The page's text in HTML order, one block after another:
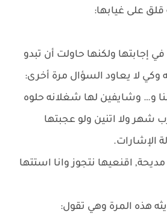
على غيابها:
في إجابتها ولكنها حاولت أن تبدو
وكي لا يعاود السؤال مرة أخرى:
و… وشايفين لها شغلانه حلوه
شهر ولا اتنين ولو عجبتها
الإشارات.
اقنعيها نتجوز وانا استتها
هذه المرة وهي تقول: